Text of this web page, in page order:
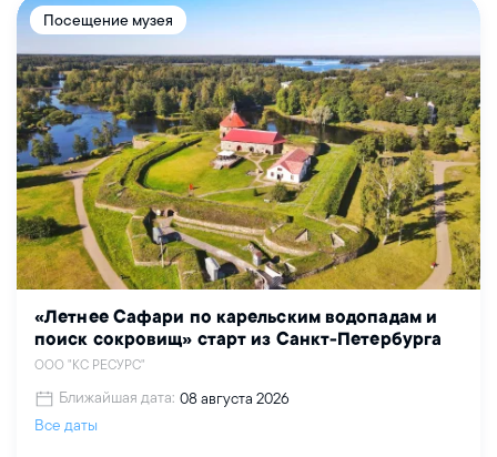
Посещение музея
«Летнее Сафари по карельским водопадам и
поиск сокровищ» старт из Санкт-Петербурга
ООО "КС РЕСУРС"
Ближайшая дата: 08 августа 2026
Все даты